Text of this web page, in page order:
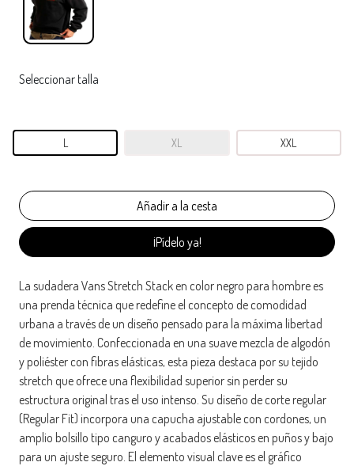
Seleccionar talla
L XL XXL
¡Pídelo ya!
La sudadera Vans Stretch Stack en color negro para hombre es
una prenda técnica que redefine el concepto de comodidad
urbana a través de un diseño pensado para la máxima libertad
de movimiento. Confeccionada en una suave mezcla de algodón
y poliéster con fibras elásticas, esta pieza destaca por su tejido
stretch que ofrece una flexibilidad superior sin perder su
estructura original tras el uso intenso. Su diseño de corte regular
(Regular Fit) incorpora una capucha ajustable con cordones, un
amplio bolsillo tipo canguro y acabados elásticos en puños y bajo
para un ajuste seguro. El elemento visual clave es el gráfico